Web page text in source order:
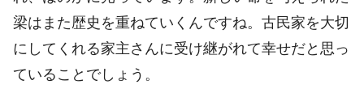
梁はまた歴史を重ねていくんですね。古民家を大切
にしてくれる家主さんに受け継がれて幸せだと思っ
ていることでしょう。